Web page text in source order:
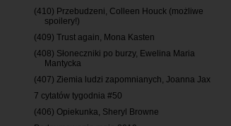
(410) Przebudzeni, Colleen Houck (możliwe
spoilery!)
(409) Trust again, Mona Kasten
(408) Słoneczniki po burzy, Ewelina Maria
Mantycka
(407) Ziemia ludzi zapomnianych, Joanna Jax
7 cytatów tygodnia #50
(406) Opiekunka, Sheryl Browne